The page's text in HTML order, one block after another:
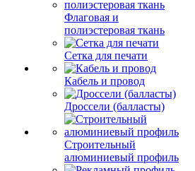
Флаговая и
полиэстеровая ткань
Сетка для печати
Кабель и провод
Дроссели (балласты)
Строительный
алюминиевый профиль